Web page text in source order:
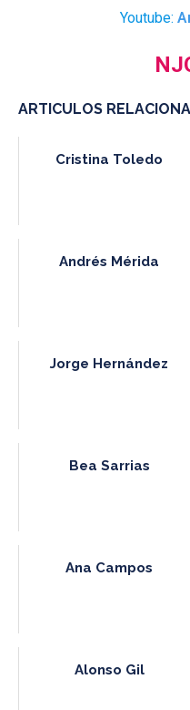
Youtube:
ARTICULOS
Cristina Toledo
Andrés Mérida
Jorge Hernández
Bea Sarrias
Ana Campos
Alonso Gil